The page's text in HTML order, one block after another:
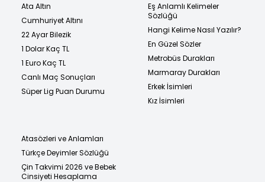
Ata Altın
Cumhuriyet Altını
22 Ayar Bilezik
1 Dolar Kaç TL
1 Euro Kaç TL
Canlı Maç Sonuçları
Süper Lig Puan Durumu
Eş Anlamlı Kelimeler
Sözlüğü
Hangi Kelime Nasıl Yazılır?
En Güzel Sözler
Metrobüs Durakları
Marmaray Durakları
Erkek İsimleri
Kız İsimleri
Atasözleri ve Anlamları
Türkçe Deyimler Sözlüğü
Çin Takvimi 2026 ve Bebek
Cinsiyeti Hesaplama